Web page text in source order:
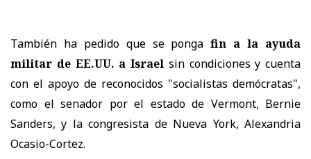
También ha pedido que se pongafin a la ayuda
militar de EE.UU. a Israel sin condiciones y cuenta
con el apoyo de reconocidos "socialistas demócratas",
como el senador por el estado de Vermont, Bernie
Sanders, y la congresista de Nueva York, Alexandria
Ocasio-Cortez.